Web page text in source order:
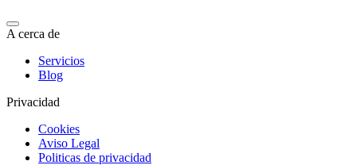
A cerca de
Servicios
Blog
Privacidad
Cookies
Aviso Legal
Politicas de privacidad